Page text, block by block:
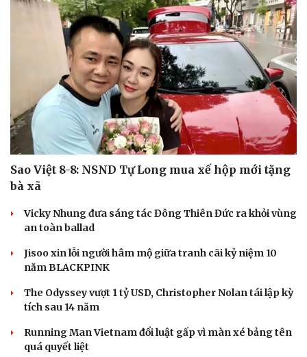
Sao Việt 8-8: NSND Tự Long mua xế hộp mới tặng
bà xã
Vicky Nhung đưa sáng tác Đông Thiên Đức ra khỏi vùng
an toàn ballad
Jisoo xin lỗi người hâm mộ giữa tranh cãi kỷ niệm 10
năm BLACKPINK
The Odyssey vượt 1 tỷ USD, Christopher Nolan tái lập kỳ
tích sau 14 năm
Running Man Vietnam đổi luật gấp vì màn xé bảng tên
quá quyết liệt